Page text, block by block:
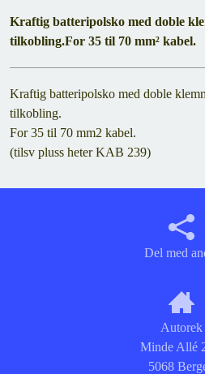
Kraftig batteripolsko med doble
tilkobling.For 35 til 70 mm² kabel.
Kraftig batteripolsko med doble
tilkobling.
For 35 til 70 mm2 kabel.
(tilsv pluss heter KAB 239)
Del med
Autorek
Minde Allé
5068